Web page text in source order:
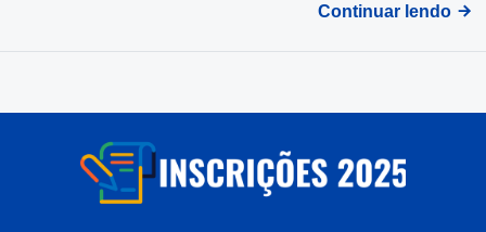
Continuar lendo